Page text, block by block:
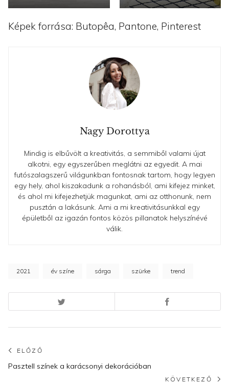
Képek forrása: Butopêa, Pantone, Pinterest
Nagy Dorottya
Mindig is elbűvölt a kreativitás, a semmiből valami újat
alkotni, egy egyszerűben meglátni az egyedit. A mai
futószalagszerű világunkban fontosnak tartom, hogy legyen
egy hely, ahol kiszakadunk a rohanásból, ami kifejez minket,
és ahol mi kifejezhetjük magunkat, ami az otthonunk, nem
pusztán a lakásunk. Ami a mi kreativitásunkkal egy
épületből az igazán fontos közös pillanatok helyszínévé
válik.
2021 év színe sárga szürke trend
Bejegyzés
navigáció
ELŐZŐ
Előző
Pasztell színek a karácsonyi dekorációban
KÖVETKEZŐ